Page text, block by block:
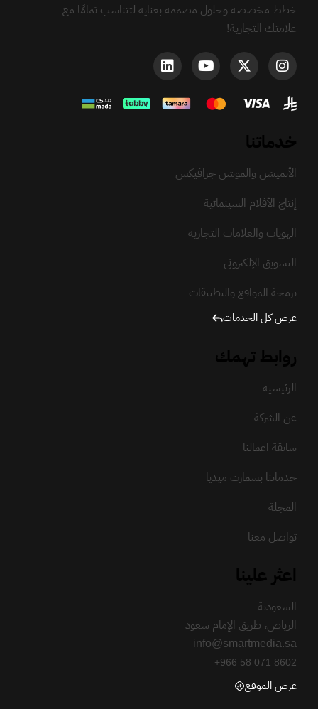
خطط مخصصة وحلول مصممة بعناية لتتناسب تمامًا مع
علامتك التجارية!
الأنميشن والموشن جرافيكس
إنتاج الأفلام السينمائية
الهويات والعلامات التجارية
التسويق الإلكتروني
برمجة المواقع والتطبيقات
عرض كل الخدمات
الرئيسية
عن الشركة
سابقة اعمالنا
خدماتنا بسمارت ميديا
المجلة
تواصل معنا
السعودية —
الرياض، طريق الإمام سعود
info@smartmedia.sa
+966 58 071 8602
عرض الموقع